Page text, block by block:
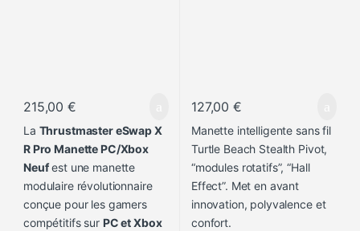
215,00€
La Thrustmaster eSwap X
R Pro Manette PC/Xbox
Neufest une manette
modulaire révolutionnaire
conçue pour les gamers
compétitifs sur PC et Xbox
127,00€
Manette intelligente sans fil
Turtle Beach Stealth Pivot,
“modules rotatifs”, “Hall
Effect”. Met en avant
innovation, polyvalence et
confort.